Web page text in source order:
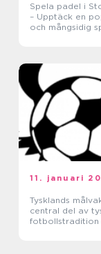
Spela padel i
– Upptäck en
och mångsidig
11. januari
Tysklands
central del av
fotbollstradition